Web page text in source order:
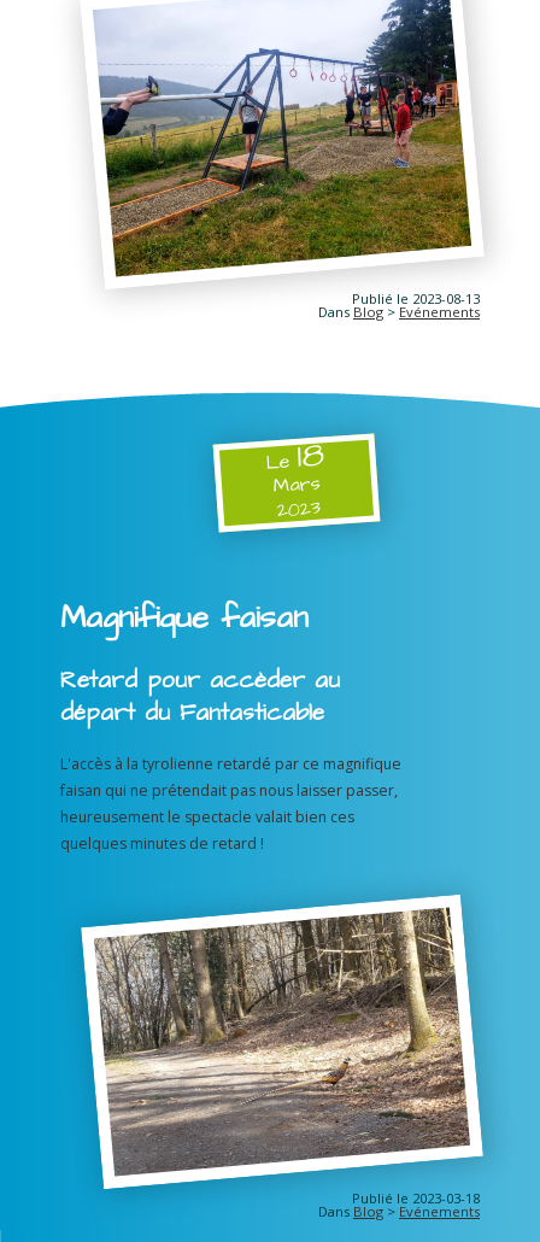
Publié le 2023-08-13
Dans Blog > Evénements
Le18
Mars
2023
Magnifique faisan
Retard pour accèder au
départ du Fantasticable
L'accès à la tyrolienne retardé par ce magnifique
faisan qui ne prétendait pas nous laisser passer,
heureusement le spectacle valait bien ces
quelques minutes de retard !
Publié le 2023-03-18
Dans Blog > Evénements